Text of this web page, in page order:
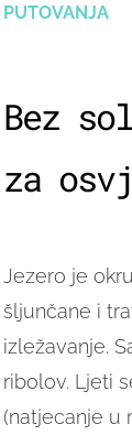
PUTOVANJA
Bez
za
Jezero je
šljunčane i
izležavanje.
ribolov. Ljeti
(natjecanje u